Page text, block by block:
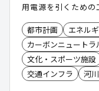
用電源を引くための
ます。「NEO・
で発電したものを蓄
る独立型ソーラー
全対策に加え、停電
犯カメラや非常用電
き、設置場所や用
都市計画
エネル
カーボンニュートラ
文化・スポーツ施設
交通インフラ
河